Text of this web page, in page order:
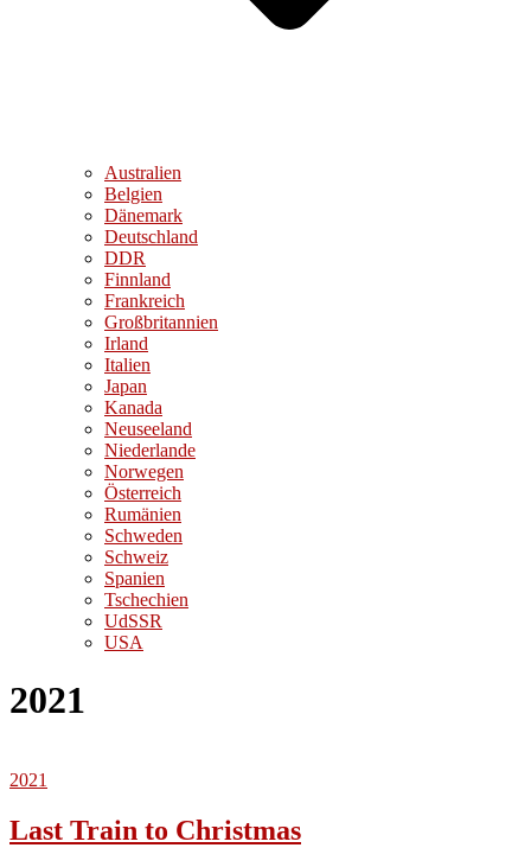
Australien
Belgien
Dänemark
Deutschland
DDR
Finnland
Frankreich
Großbritannien
Irland
Italien
Japan
Kanada
Neuseeland
Niederlande
Norwegen
Österreich
Rumänien
Schweden
Schweiz
Spanien
Tschechien
UdSSR
USA
2021
2021
Last Train to Christmas